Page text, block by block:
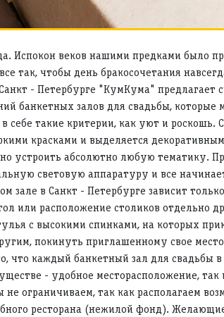
Испокон веков нашими предками было
так, чтобы день бракосочетания
- Петербурге "КумКума" предлагает
банкетных залов для свадьбы, которые
такие критерии, как уют и роскошь.
красками и выделяется
устроить абсолютно любую тематику.
световую аппаратуру и все
зале в Санкт - Петербурге зависит
или расположение столиков отдельно
с высокими спинками, на которых
покинуть приглашенному свое
что каждый банкетный зал для свадьбы
- удобное месторасположение, так
ограничиваем, так как располагаем
ресторана (нежилой фонд).